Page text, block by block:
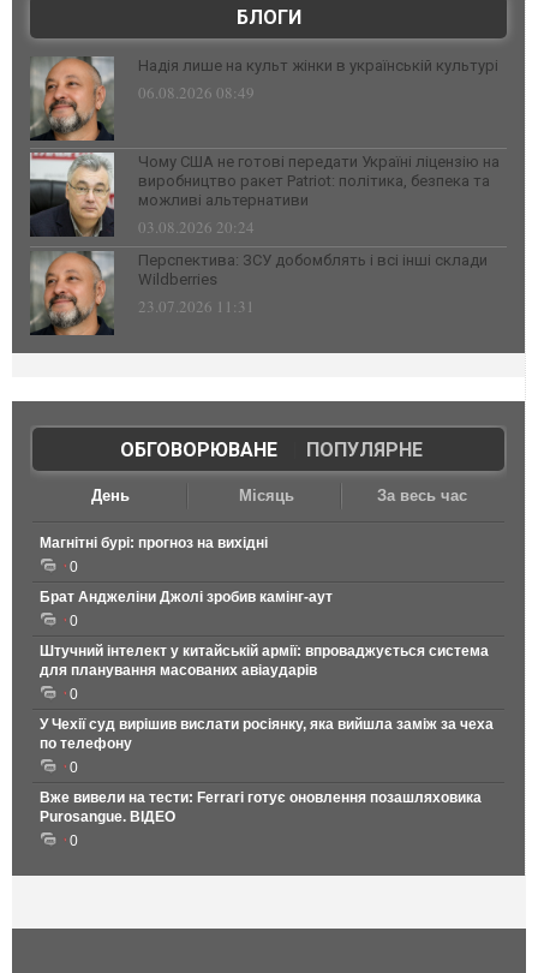
БЛОГИ
Надія лише на культ жінки в українській культурі
06.08.2026 08:49
Чому США не готові передати Україні ліцензію на
виробництво ракет Patriot: політика, безпека та
можливі альтернативи
03.08.2026 20:24
Перспектива: ЗСУ добомблять і всі інші склади
Wildberries
23.07.2026 11:31
ОБГОВОРЮВАНЕ| ПОПУЛЯРНЕ
День Місяць За весь час
Магнітні бурі: прогноз на вихідні
0
Брат Анджеліни Джолі зробив камінг-аут
0
Штучний інтелект у китайській армії: впроваджується система
для планування масованих авіаударів
0
У Чехії суд вирішив вислати росіянку, яка вийшла заміж за чеха
по телефону
0
Вже вивели на тести: Ferrari готує оновлення позашляховика
Purosangue. ВІДЕО
0